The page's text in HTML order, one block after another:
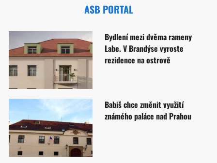
ASB PORTAL
Bydlení mezi dvěma rameny
Labe. V Brandýse vyroste
rezidence na ostrově
Babiš chce změnit využití
známého paláce nad Prahou